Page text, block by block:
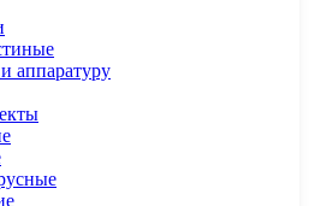
аппаратуру